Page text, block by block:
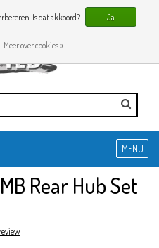
0 Artikelen
MENU
Rear Hub Set
Is dat akkoord? Ja
Meer over cookies »